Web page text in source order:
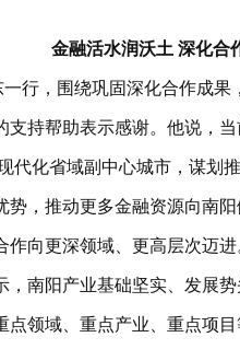
金融活水润沃土 深化合
行，围绕巩固深化合作成
持帮助表示感谢。他说，
代化省域副中心城市，谋
，推动更多金融资源向南
向更深领域、更高层次迈进
南阳产业基础坚实、发展
领域、重点产业、重点项